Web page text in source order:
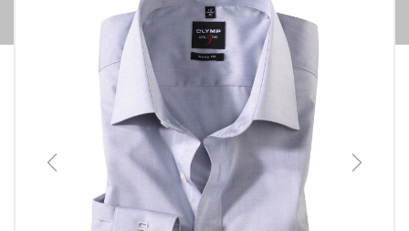
Previous Next